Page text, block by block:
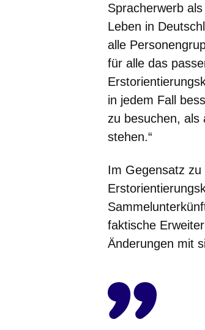
Spracherwerb
Leben in
alle
für alle das
in jedem Fall
zu besuchen, als
stehen.“
Im Gegensatz
faktische
Änderungen mit